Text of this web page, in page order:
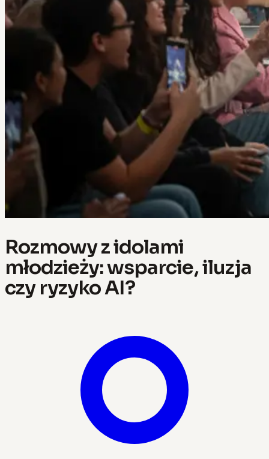
Rozmowy z idolami
młodzieży: wsparcie, iluzja
czy ryzyko AI?